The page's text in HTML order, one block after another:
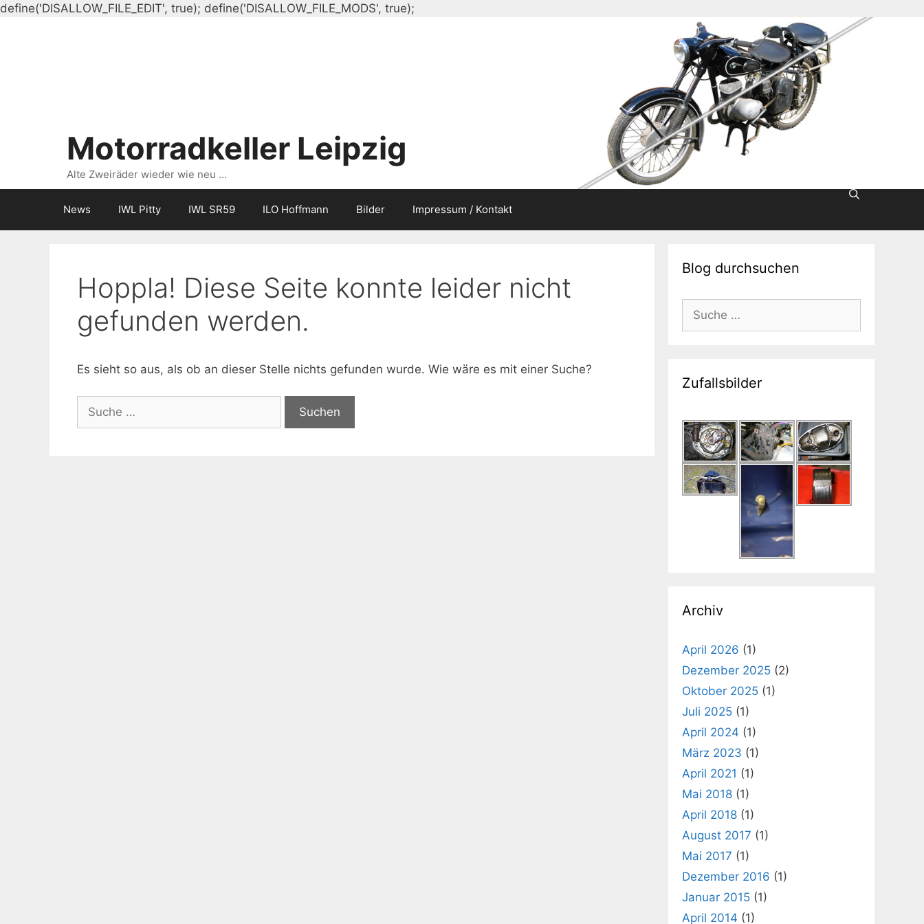
define('DISALLOW_FILE_EDIT', true); define('DISALLOW_FILE_MODS', true);
Motorradkeller Leipzig
Alte Zweiräder wieder wie neu …
News IWL Pitty IWL SR59 ILO Hoffmann Bilder Impressum / Kontakt
Hoppla! Diese Seite konnte leider nicht
gefunden werden.
Es sieht so aus, als ob an dieser Stelle nichts gefunden wurde. Wie wäre es mit einer Suche?
nach:
Blog durchsuchen
Suche
nach:
Zufallsbilder
Archiv
April 2026 (1)
Dezember 2025 (2)
Oktober 2025 (1)
Juli 2025 (1)
April 2024 (1)
März 2023 (1)
April 2021 (1)
Mai 2018 (1)
April 2018 (1)
August 2017 (1)
Mai 2017 (1)
Dezember 2016 (1)
Januar 2015 (1)
April 2014 (1)